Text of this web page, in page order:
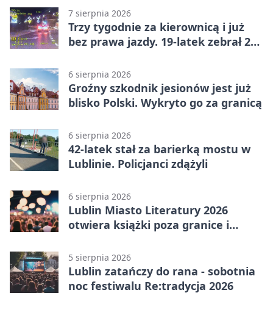
7 sierpnia 2026
Trzy tygodnie za kierownicą i już
bez prawa jazdy. 19-latek zebrał 23
6 sierpnia 2026
Groźny szkodnik jesionów jest już
blisko Polski. Wykryto go za granicą
6 sierpnia 2026
42-latek stał za barierką mostu w
Lublinie. Policjanci zdążyli
6 sierpnia 2026
Lublin Miasto Literatury 2026
otwiera książki poza granice i
5 sierpnia 2026
Lublin zatańczy do rana - sobotnia
noc festiwalu Re:tradycja 2026